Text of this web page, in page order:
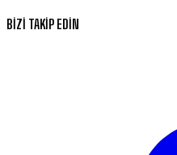
BİZİ TAKİP EDİN